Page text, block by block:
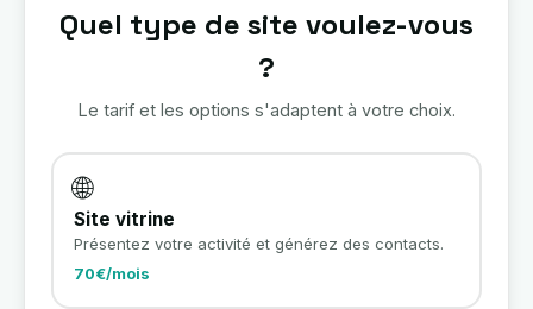
Quel type de site voulez-vous
?
Le tarif et les options s'adaptent à votre choix.
🌐
Site vitrine
Présentez votre activité et générez des contacts.
70€/mois